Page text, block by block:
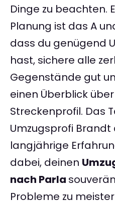
Dinge zu beachten.
Planung ist das A
dass du genügend
hast, sichere alle
Gegenstände gut
einen Überblick
Streckenprofil. Das
Umzugsprofi
langjährige
dabei, deinen
nach Parla
Probleme zu